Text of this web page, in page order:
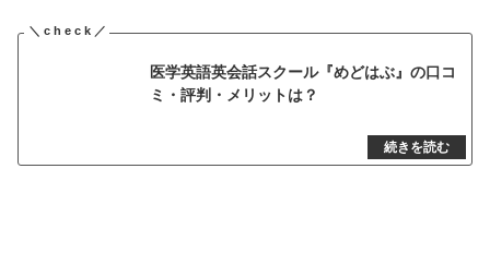
医学英語英会話スクール『めどはぶ』の口コ
ミ・評判・メリットは？